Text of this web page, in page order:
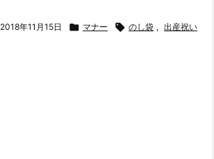
2018年11月15日  マナー  のし袋 , 出産祝い